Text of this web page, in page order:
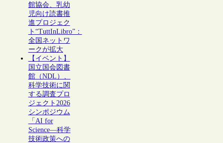
館協会、乳幼
児向け読書推
進プロジェク
ト“TuttInLibro”：
全国ネットワ
ークが拡大
【イベント】
国立国会図書
館（NDL）、
科学技術に関
する調査プロ
ジェクト2026
シンポジウム
「AI for
Science―科学
技術政策への